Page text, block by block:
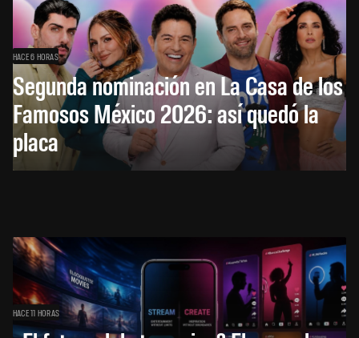
HACE 6 HORAS
Segunda nominación en La Casa de los
Famosos México 2026: así quedó la
placa
HACE 11 HORAS